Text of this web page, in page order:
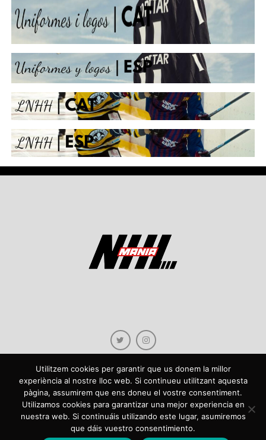
Copyright © 2021 NHLmania.com. Tots els drets reservats / Todos los derechos
reservados. NHLmania és una web dedicada a la difusió de contingut sobre la
NHL, tant en català com en castellà. L'escut de NHLmania.com és propietat de la
web en qüestió. NHLmania es una web dedicada a la difusión de contenido sobre
Utilitzem cookies per garantir que us donem la millor
experiència al nostre lloc web. Si continueu utilitzant aquesta
pàgina, assumirem que ens doneu el vostre consentiment.
Utilizamos cookies para garantizar una mejor experiencia en
nuestra web. Si continuáis utilizando este lugar, asumiremos
que dáis vuestro consentimiento.